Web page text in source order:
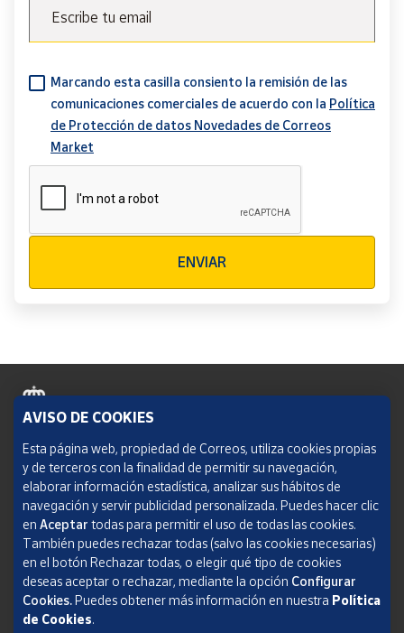
Escribe tu email
Marcando esta casilla consiento la remisión de las
comunicaciones comerciales de acuerdo con la Política
de Protección de datos Novedades de Correos
Market
ENVIAR
Política de cookies
Aviso legal
Condiciones del servicio
Política de Privacidad Web
Informe de transparencia
SOCIEDAD ESTATAL CORREOS Y TELÉGRAFOS, S.A., S.M.E. Todos los derechos
AVISO DE COOKIES
Esta página web, propiedad de Correos, utiliza cookies propias
y de terceros con la finalidad de permitir su navegación,
elaborar información estadística, analizar sus hábitos de
navegación y servir publicidad personalizada. Puedes hacer clic
en Aceptar todas para permitir el uso de todas las cookies.
También puedes rechazar todas (salvo las cookies necesarias)
en el botón Rechazar todas, o elegir qué tipo de cookies
deseas aceptar o rechazar, mediante la opción Configurar
Cookies.Puedes obtener más información en nuestra Política
de Cookies.